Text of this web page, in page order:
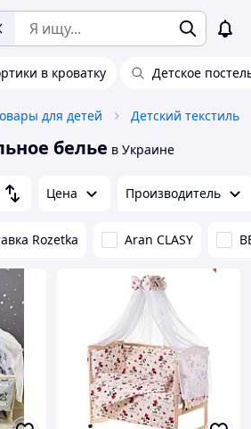
в кроватку Детское
для детей Детский текстиль
белье в Украине
Цена Производитель
Rozetka Aran CLASY